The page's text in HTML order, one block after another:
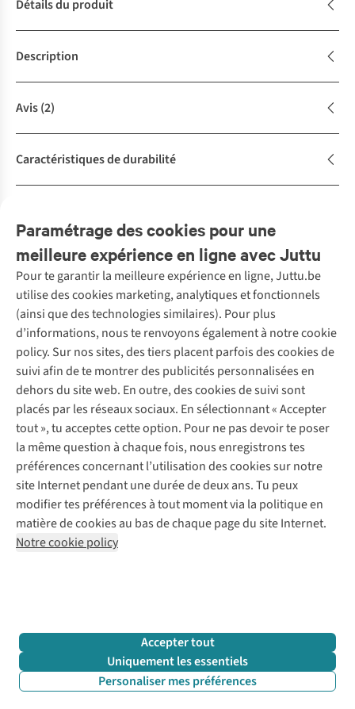
Détails du produit
Description
Avis(2)
Caractéristiques de durabilité
Complétez le look
Achète la tenue
Paramétrage des cookies pour une
meilleure expérience en ligne avec Juttu
Pour te garantir la meilleure expérience en ligne, Juttu.be
utilise des cookies marketing, analytiques et fonctionnels
(ainsi que des technologies similaires). Pour plus
d’informations, nous te renvoyons également à notre cookie
policy. Sur nos sites, des tiers placent parfois des cookies de
suivi afin de te montrer des publicités personnalisées en
dehors du site web. En outre, des cookies de suivi sont
placés par les réseaux sociaux. En sélectionnant « Accepter
tout », tu acceptes cette option. Pour ne pas devoir te poser
la même question à chaque fois, nous enregistrons tes
préférences concernant l’utilisation des cookies sur notre
site Internet pendant une durée de deux ans. Tu peux
modifier tes préférences à tout moment via la politique en
matière de cookies au bas de chaque page du site Internet.
Notre cookie policy
Accepter tout
Uniquement les essentiels
Personaliser mes préférences
Service client
Questions fréquentes
Commander
Payer
10 % réduction étudiants
Klarna : post-paiement
Livraison
Retourner
Rétractation d'une commande
Garantie
Contact
Nos services
Vintage - ReJUsed
Atelier de couture
Personal shopping
Boîte à vêtements
Événements / ateliers
Juttu
Qui sommes-nous ?
Juttu Friends
Inspiration
Travailler chez Juttu
Nos magasins
Le monde de Juttu
Entrepreneuriat responsable
Déclaration d’accessibilité
Abonne-toi à la newsletter
Suivez-nous
+32 (0)3 828 30 15 team@juttu.be
BTW BE 0416.762.280